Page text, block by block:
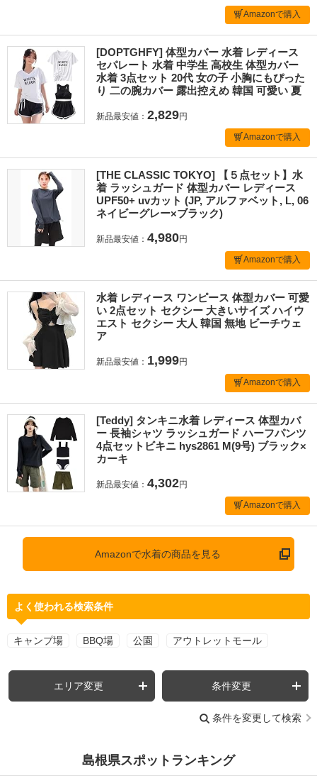
Amazonで購入
[DOPTGHFY] 体型カバー 水着 レディース
セパレート 水着 中学生 高校生 体型カバー
水着 3点セット 20代 女の子 小胸にもぴった
り 二の腕カバー 露出控えめ 韓国 可愛い 夏
新品最安値： 2,829円
Amazonで購入
[THE CLASSIC TOKYO] 【５点セット】水
着 ラッシュガード 体型カバー レディース
UPF50+ uvカット (JP, アルファベット, L, 06
ネイビーグレー×ブラック)
新品最安値： 4,980円
Amazonで購入
水着 レディース ワンピース 体型カバー 可愛
い 2点セット セクシー 大きいサイズ ハイウ
エスト セクシー 大人 韓国 無地 ビーチウェ
ア
新品最安値： 1,999円
Amazonで購入
[Teddy] タンキニ水着 レディース 体型カバ
ー 長袖シャツ ラッシュガード ハーフパンツ
4点セットビキニ hys2861 M(9号) ブラック×
カーキ
新品最安値： 4,302円
Amazonで購入
Amazonで水着の商品を見る
よく使われる検索条件
キャンプ場 BBQ場 公園 アウトレットモール
エリア変更 条件変更
条件を変更して検索
島根県スポットランキング